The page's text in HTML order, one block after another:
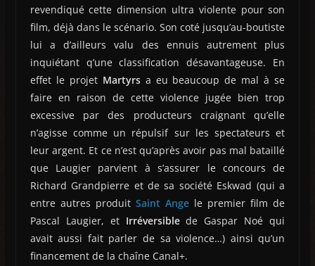
revendiqué cette dimension ultra violente pour son
film, déjà dans le scénario. Son coté jusqu’au-boutiste
lui a d’ailleurs valu des ennuis autrement plus
inquiétant q’une classification désavantageuse. En
effet le projet Martyrsa eu beaucoup de mal à se
faire en raison de cette violence jugée bien trop
excessive par des producteurs craignant qu’elle
n’agisse comme un répulsif sur les spectateurs et
leur argent. Et ce n’est qu’après avoir pas mal bataillé
que Laugier parvient à s’assurer le concours de
Richard Grandpierre et de sa société Eskwad (qui a
entre autres produit Saint Ange le premier film de
Pascal Laugier, et Irréversiblede Gaspar Noé qui
avait aussi fait parler de sa violence…) ainsi qu’un
financement de la chaîne Canal+.